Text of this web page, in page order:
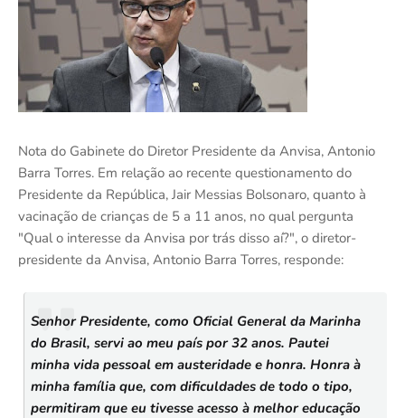
Nota do Gabinete do Diretor Presidente da Anvisa, Antonio
Barra Torres. Em relação ao recente questionamento do
Presidente da República, Jair Messias Bolsonaro, quanto à
vacinação de crianças de 5 a 11 anos, no qual pergunta
"Qual o interesse da Anvisa por trás disso aí?", o diretor-
presidente da Anvisa, Antonio Barra Torres, responde:
Senhor Presidente, como Oficial General da Marinha
do Brasil, servi ao meu país por 32 anos. Pautei
minha vida pessoal em austeridade e honra. Honra à
minha família que, com dificuldades de todo o tipo,
permitiram que eu tivesse acesso à melhor educação